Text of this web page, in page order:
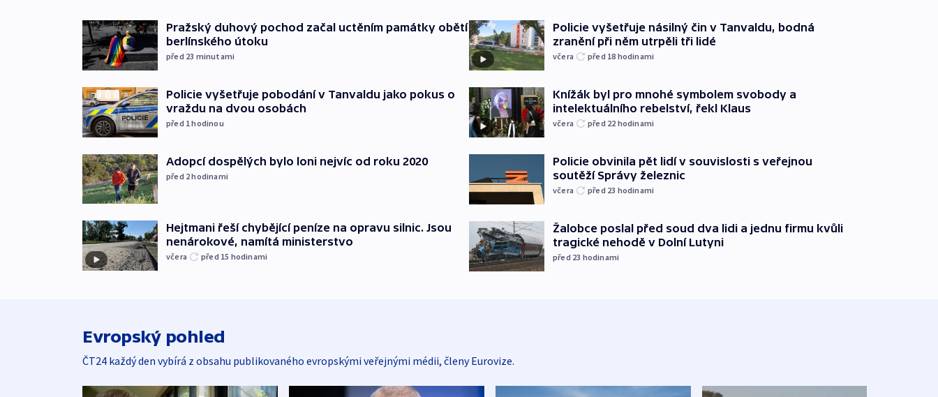
Pražský duhový pochod začal uctěním památky obětí
berlínského útoku
před 23 minutami
Policie vyšetřuje pobodání v Tanvaldu jako pokus o
vraždu na dvou osobách
před 1hodinou
Adopcí dospělých bylo loni nejvíc od roku 2020
před 2hodinami
Hejtmani řeší chybějící peníze na opravu silnic. Jsou
nenárokové, namítá ministerstvo
včera před 15 hodinami
Policie vyšetřuje násilný čin v Tanvaldu, bodná
zranění při něm utrpěli tři lidé
včera před 18 hodinami
Knížák byl pro mnohé symbolem svobody a
intelektuálního rebelství, řekl Klaus
včera před 22 hodinami
Policie obvinila pět lidí v souvislosti s veřejnou
soutěží Správy železnic
včera před 23 hodinami
Žalobce poslal před soud dva lidi a jednu firmu kvůli
tragické nehodě v Dolní Lutyni
před 23 hodinami
Evropský pohled
ČT24 každý den vybírá z obsahu publikovaného evropskými veřejnými médii, členy Eurovize.